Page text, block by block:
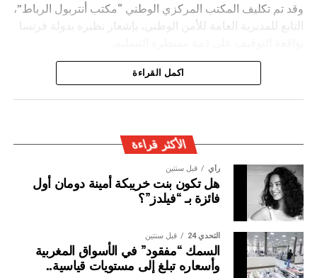
وقد تم تكليف المكتب المركزي الوطني “مكتب أنتربول الرباط”،
التابع للمديرية العامة للأمن الوطني، بإشعار نظيره بدولة فرنسا
ويأتي توقيف المشتبه به في سياق التزام المصالح الأمنية
اكمل القراءة
الأكثر قراءة
رأي قبل سنتين
هل تكون بنت خريبكة أمينة دومان أول
فائزة بـ “فيلدز”؟
التحدي 24 قبل سنتين
السمك “مفقود” في الأسواق المغربية
وأسعاره تبلغ إلى مستويات قياسية..